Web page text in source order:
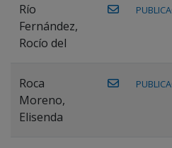
Río
Fernández,
Rocío del
Roca
Moreno,
Elisenda